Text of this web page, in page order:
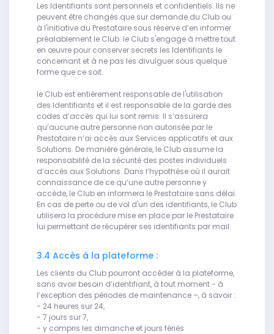
Les Identifiants sont personnels et confidentiels. Ils ne
peuvent être changés que sur demande du Club ou
à l'initiative du Prestataire sous réserve d’en informer
préalablement le Club. le Club s'engage à mettre tout
en œuvre pour conserver secrets les Identifiants le
concernant et à ne pas les divulguer sous quelque
forme que ce soit.
le Club est entièrement responsable de l'utilisation
des Identifiants et il est responsable de la garde des
codes d’accès qui lui sont remis. Il s’assurera
qu’aucune autre personne non autorisée par le
Prestataire n’ai accès aux Services applicatifs et aux
Solutions. De manière générale, le Club assume la
responsabilité de la sécurité des postes individuels
d’accès aux Solutions. Dans l’hypothèse où il aurait
connaissance de ce qu’une autre personne y
accède, le Club en informera le Prestataire sans délai.
En cas de perte ou de vol d'un des identifiants, le Club
utilisera la procédure mise en place par le Prestataire
lui permettant de récupérer ses identifiants par mail.
3.4 Accès à la plateforme :
Les clients du Club pourront accéder à la plateforme,
sans avoir besoin d’identifiant, à tout moment - à
l’exception des périodes de maintenance –, à savoir :
- 24 heures sur 24,
- 7 jours sur 7,
- y compris les dimanche et jours fériés